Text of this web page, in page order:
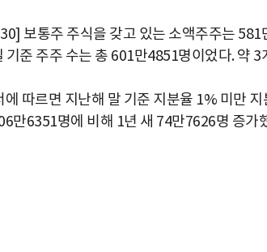
보통주 주식을 갖고 있는 소액주주는
준 주주 수는 총 601만4851명이었다. 약
따르면 지난해 말 기준 지분율 1% 미만
만6351명에 비해 1년 새 74만7626명 증가